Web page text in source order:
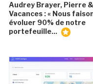
Audrey Brayer, Pierre &
Vacances : « Nous
évoluer 90% de notre
portefeuille...